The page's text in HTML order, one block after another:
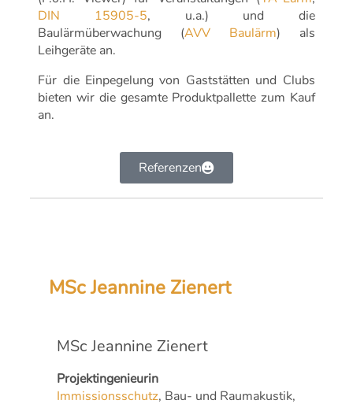
DIN 15905-5, u.a.) und die
Baulärmüberwachung (AVV Baulärm) als
Leihgeräte an.
Für die Einpegelung von Gaststätten und Clubs
bieten wir die gesamte Produktpallette zum Kauf
an.
Referenzen
MSc Jeannine Zienert
MSc Jeannine Zienert
Projektingenieurin
Immissionsschutz, Bau- und Raumakustik,